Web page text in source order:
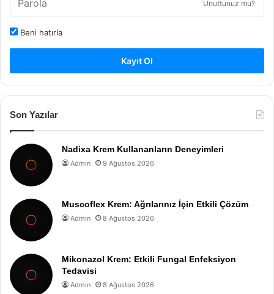
Unuttunuz mu?
Beni hatırla
Kayıt Ol
Son Yazılar
Nadixa Krem Kullananların Deneyimleri
Admin 9 Ağustos 2026
Muscoflex Krem: Ağrılarınız İçin Etkili Çözüm
Admin 8 Ağustos 2026
Mikonazol Krem: Etkili Fungal Enfeksiyon
Tedavisi
Admin 8 Ağustos 2026